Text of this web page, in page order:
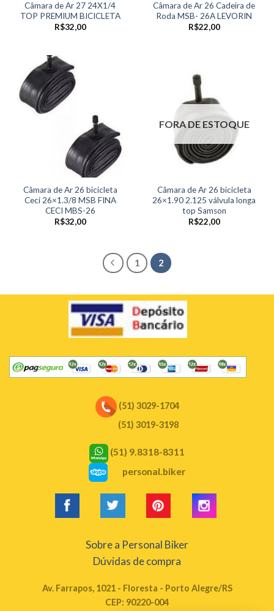
Câmara de Ar 27 24X1/4
TOP PREMIUM BICICLETA
R$32,00
Câmara de Ar 26 Cadeira de
Roda MSB- 26A LEVORIN
R$22,00
Câmara de Ar 26 bicicleta
Ceci 26×1.3/8 MSB FINA
CECI MBS-26
R$32,00
FORA DE ESTOQUE
Câmara de Ar 26 bicicleta
26×1.90 2.125 válvula longa
top Samson
R$22,00
1 2
(51) 3029-1704
(51) 3019-3198
(51) 9.8318-8311
personal.biker
Sobre a Personal Biker
Dúvidas de compra
Av. Farrapos, 1021 - Floresta - Porto Alegre/RS
CEP: 90220-004